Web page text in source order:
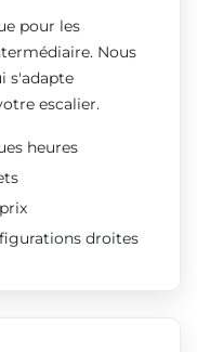
pour les
Nous
s'adapte
escalier.
heures
droites